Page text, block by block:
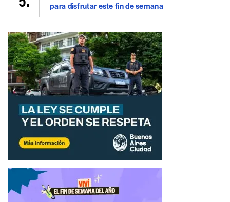
para disfrutar este fin de semana